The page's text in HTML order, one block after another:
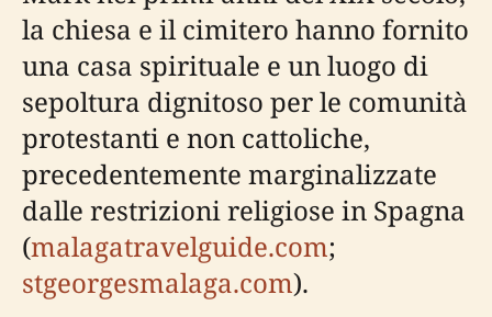
la chiesa e il cimitero hanno fornito
una casa spirituale e un luogo di
sepoltura dignitoso per le comunità
protestanti e non cattoliche,
precedentemente marginalizzate
dalle restrizioni religiose in Spagna
(malagatravelguide.com;
stgeorgesmalaga.com).